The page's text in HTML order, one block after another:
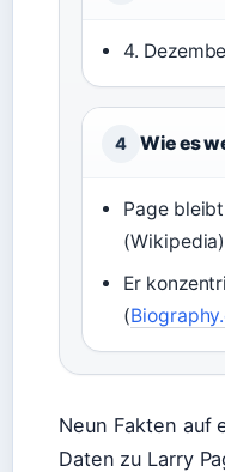
4.
4 Wie es
Page
(Wikipedia)
Er
(
Neun Fakten auf
Daten zu Larry